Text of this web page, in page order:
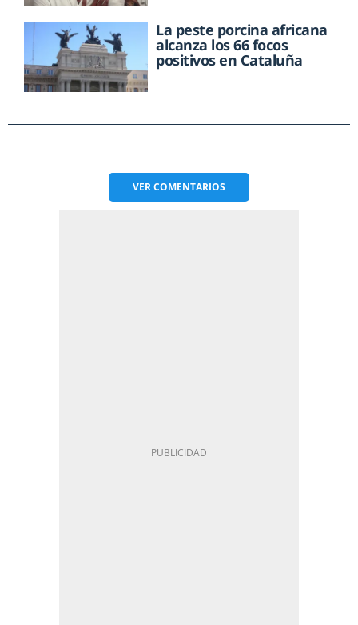
La peste porcina africana
alcanza los 66 focos
positivos en Cataluña
VERCOMENTARIOS